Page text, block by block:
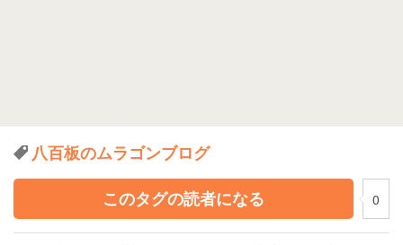
八百板のムラゴンブログ
このタグの読者になる
0